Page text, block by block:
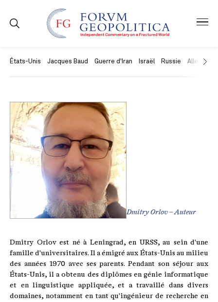
États-Unis Jacques Baud Guerre d'Iran Israël Russie Allemagne
Dmitry Orlov – Auteur
Dmitry Orlov est né à Leningrad, en URSS, au sein d'une
famille d'universitaires. Il a émigré aux États-Unis au milieu
des années 1970 avec ses parents. Pendant son séjour aux
États-Unis, il a obtenu des diplômes en génie informatique
et en linguistique appliquée, et a travaillé dans divers
domaines, notamment en tant qu'ingénieur de recherche en